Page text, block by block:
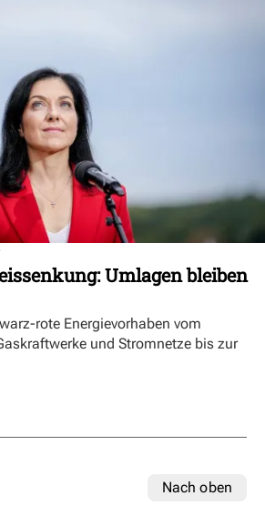
Umlagen bleiben
rote Energievorhaben vom
und Stromnetze bis zur
Nach oben